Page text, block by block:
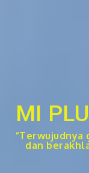
MI
dan